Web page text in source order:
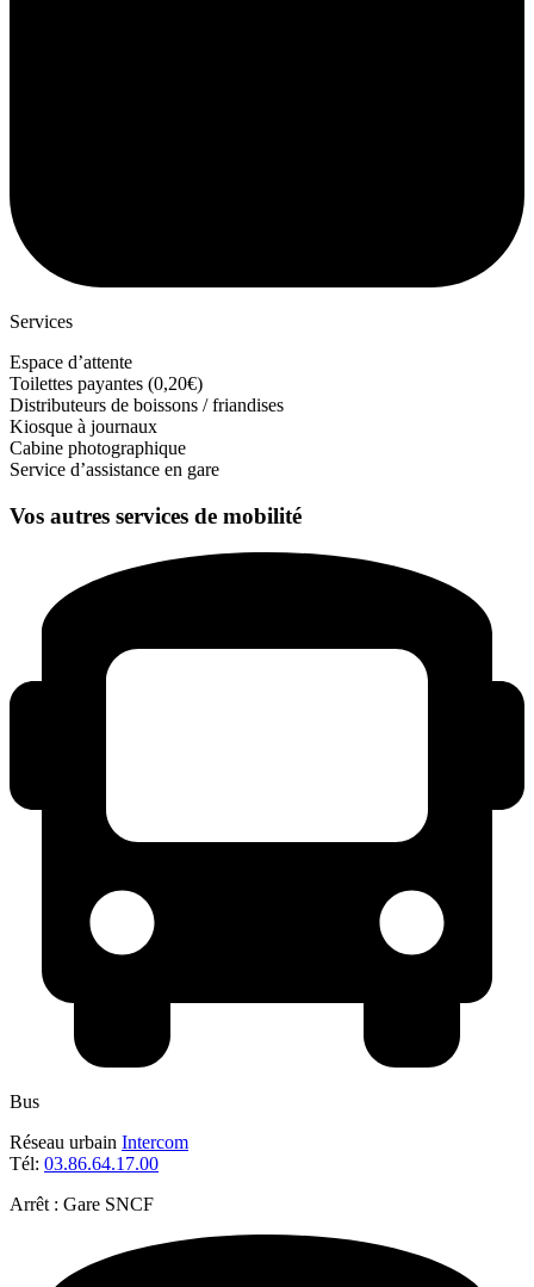
Services
Espace d’attente
Toilettes payantes (0,20€)
Distributeurs de boissons / friandises
Kiosque à journaux
Cabine photographique
Service d’assistance en gare
Vos autres services de mobilité
Bus
Réseau urbain Intercom
Tél: 03.86.64.17.00
Arrêt : Gare SNCF